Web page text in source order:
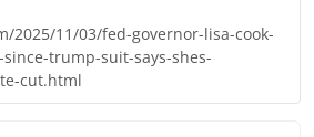
2025/11/03/fed-governor-lisa-cook-
trump-suit-says-shes-
cut.html